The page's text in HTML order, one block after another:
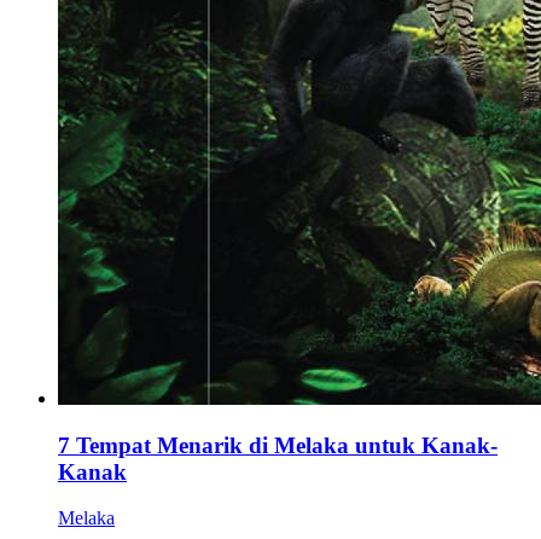
7 Tempat Menarik di Melaka untuk Kanak-
Kanak
Melaka